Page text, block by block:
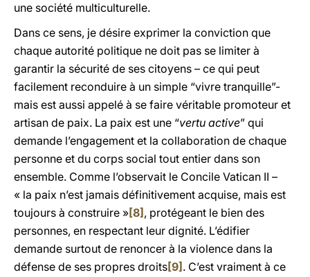
une société multiculturelle.
Dans ce sens, je désire exprimer la conviction que
chaque autorité politique ne doit pas se limiter à
garantir la sécurité de ses citoyens – ce qui peut
facilement reconduire à un simple “vivre tranquille”-
mais est aussi appelé à se faire véritable promoteur et
artisan de paix. La paix est une “vertu active” qui
demande l’engagement et la collaboration de chaque
personne et du corps social tout entier dans son
ensemble. Comme l’observait le Concile Vatican II –
« la paix n’est jamais définitivement acquise, mais est
toujours à construire »[8] , protégeant le bien des
personnes, en respectant leur dignité. L’édifier
demande surtout de renoncer à la violence dans la
défense de ses propres droits[9] . C’est vraiment à ce